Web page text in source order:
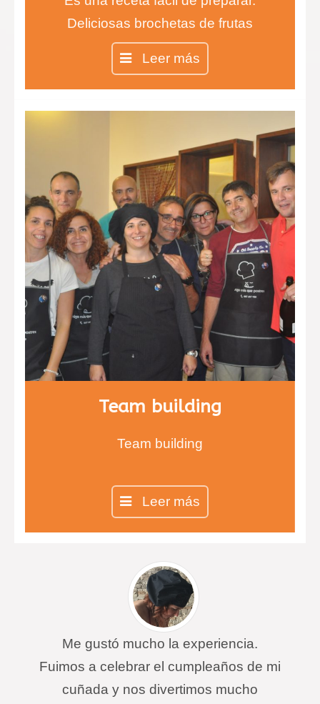
Deliciosas brochetas de frutas
cubiertas de chocolate negro y
blanco. Los más pequeños estarán
encantados de comer fruta con
sabor a chocolate. Aprenderán a
degustar nuevos sabores y texturas
que alegrarán sus paladares.
Leer más
Team building
Team building
Leer más
Me gustó mucho la experiencia.
Fuimos a celebrar el cumpleaños de mi
cuñada y nos divertimos mucho